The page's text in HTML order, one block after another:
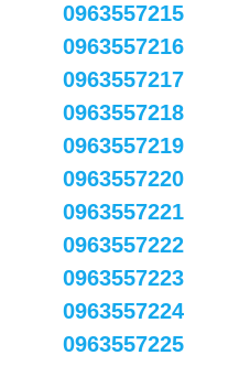
0963557215
0963557216
0963557217
0963557218
0963557219
0963557220
0963557221
0963557222
0963557223
0963557224
0963557225